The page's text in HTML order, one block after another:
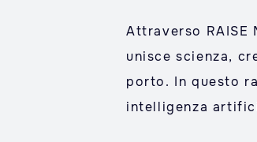
Attraverso RAISE
unisce scienza,
porto. In questo
intelligenza